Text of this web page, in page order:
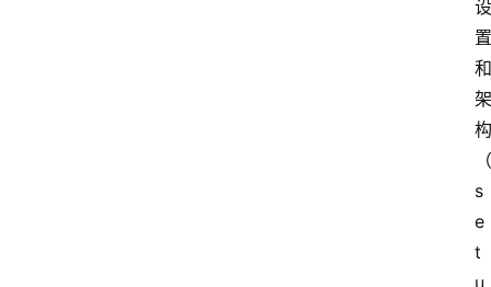
设
置
和
架
构
（
s
e
t
u